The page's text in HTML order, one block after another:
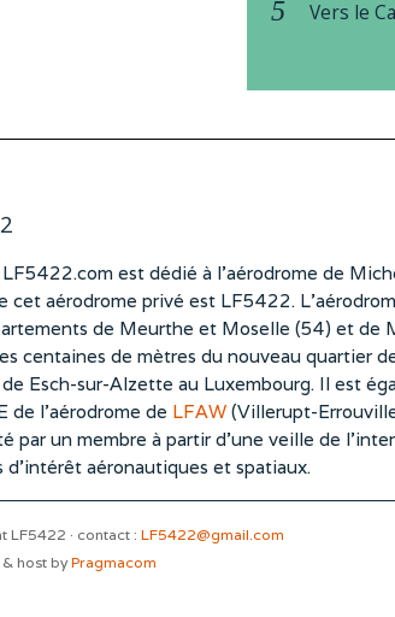
Vers le
est dédié à l’aérodrome de
cet aérodrome privé est LF5422.
de Meurthe et Moselle (54) et de
centaines de mètres du nouveau quartier
de Esch-sur-Alzette au Luxembourg. Il est
de l’aérodrome de LFAW(Villerupt-
par un membre à partir d’une veille de
d’intérêt aéronautiques et spatiaux.
LF5422 · contact : LF5422@gmail.com
& host byPragmacom